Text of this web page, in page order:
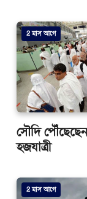
2 মাস আগে
সৌদি
হজযাত্রী
2 মাস আগে